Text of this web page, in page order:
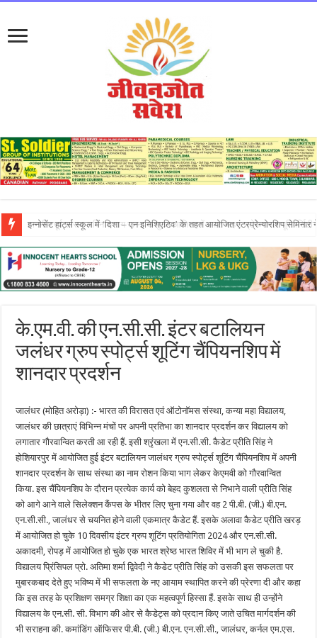
इन्नोसेंट हार्ट्स स्कूल में ‘दिशा – एन इनिशिएटिव’ के तहत आयोजित एंटरप्रेन्योरशिप सेमिनार
के.एम.वी. की एन.सी.सी. इंटर बटालियन
जलंधर ग्रुप स्पोर्ट्स शूटिंग चैंपियनशिप में
शानदार प्रदर्शन
जालंधर (मोहित अरोड़ा) :- भारत की विरासत एवं ऑटोनॉमस संस्था, कन्या महा विद्यालय,
जालंधर की छात्राएं विभिन्न मंचों पर अपनी प्रतिभा का शानदार प्रदर्शन कर विद्यालय को
लगातार गौरवान्वित करती आ रही हैं. इसी श्रृंखला में एन.सी.सी. कैडेट प्रीति सिंह ने
होशियारपुर में आयोजित हुई इंटर बटालियन जालंधर ग्रुप स्पोर्ट्स शूटिंग चैंपियनशिप में अपनी
शानदार प्रदर्शन के साथ संस्था का नाम रोशन किया भाग लेकर केएमवी को गौरवान्वित
किया. इस चैंपियनशिप के दौरान प्रत्येक कार्य को बेहद कुशलता से निभाने वाली प्रीति सिंह
को आगे आने वाले सिलेक्शन कैंपस के भीतर लिए चुना गया और वह 2 पी.बी. (जी.) बी.एन.
एन.सी.सी., जालंधर से चयनित होने वाली एकमात्र कैडेट हैं. इसके अलावा कैडेट प्रीति खरड़
में आयोजित हो चुके 10 दिवसीय इंटर ग्रुप शूटिंग प्रतियोगिता 2024 और एन.सी.सी.
अकादमी, रोपड़ में आयोजित हो चुके एक भारत श्रेष्ठ भारत शिविर में भी भाग ले चुकी है.
विद्यालय प्रिंसिपल प्रो. अतिमा शर्मा द्विवेदी ने कैडेट प्रीति सिंह को उसकी इस सफलता पर
मुबारकबाद देते हुए भविष्य में भी सफलता के नए आयाम स्थापित करने की प्रेरणा दी और कहा
कि इस तरह के प्रशिक्षण समग्र शिक्षा का एक महत्वपूर्ण हिस्सा हैं. इसके साथ ही उन्होंने
विद्यालय के एन.सी. सी. विभाग की ओर से कैडेट्स को प्रदान किए जाते उचित मार्गदर्शन की
भी सराहना की. कमांडिंग ऑफिसर पी.बी. (जी.) बी.एन. एन.सी.सी., जालंधर, कर्नल एम.एस.